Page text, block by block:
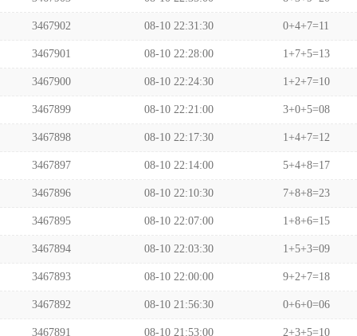
3467902 08-10 22:31:30 0+4+7=11
3467901 08-10 22:28:00 1+7+5=13
3467900 08-10 22:24:30 1+2+7=10
3467899 08-10 22:21:00 3+0+5=08
3467898 08-10 22:17:30 1+4+7=12
3467897 08-10 22:14:00 5+4+8=17
3467896 08-10 22:10:30 7+8+8=23
3467895 08-10 22:07:00 1+8+6=15
3467894 08-10 22:03:30 1+5+3=09
3467893 08-10 22:00:00 9+2+7=18
3467892 08-10 21:56:30 0+6+0=06
3467891 08-10 21:53:00 2+3+5=10